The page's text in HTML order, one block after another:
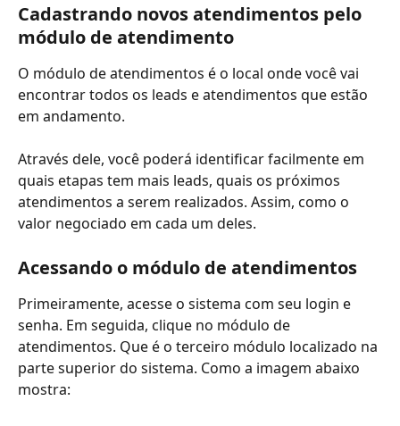
Cadastrando novos atendimentos pelo
módulo de atendimento
O módulo de atendimentos é o local onde você vai
encontrar todos os leads e atendimentos que estão
em andamento.
Através dele, você poderá identificar facilmente em
quais etapas tem mais leads, quais os próximos
atendimentos a serem realizados. Assim, como o
valor negociado em cada um deles.
Acessando o módulo de atendimentos
Primeiramente, acesse o sistema com seu login e
senha. Em seguida, clique no módulo de
atendimentos. Que é o terceiro módulo localizado na
parte superior do sistema. Como a imagem abaixo
mostra: